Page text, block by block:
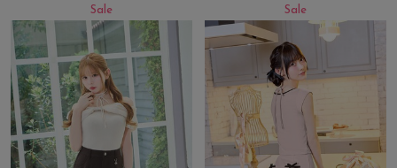
Sale Sale